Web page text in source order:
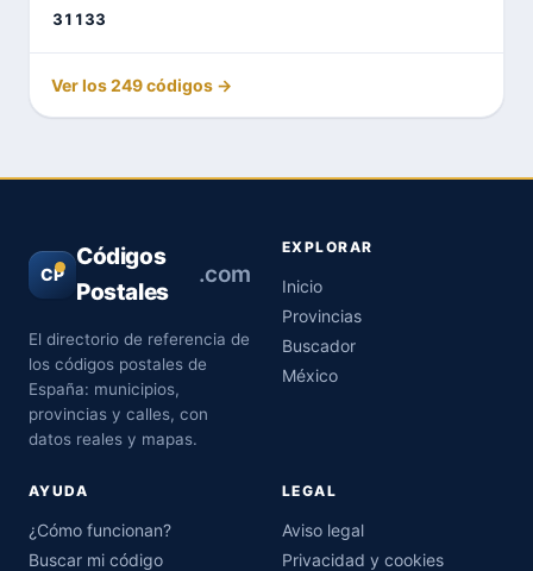
31133
Ver los 249 códigos →
CP
Códigos
Postales
.com
El directorio de referencia de
los códigos postales de
España: municipios,
provincias y calles, con
datos reales y mapas.
EXPLORAR
Inicio
Provincias
Buscador
México
AYUDA
¿Cómo funcionan?
Buscar mi código
LEGAL
Aviso legal
Privacidad y cookies